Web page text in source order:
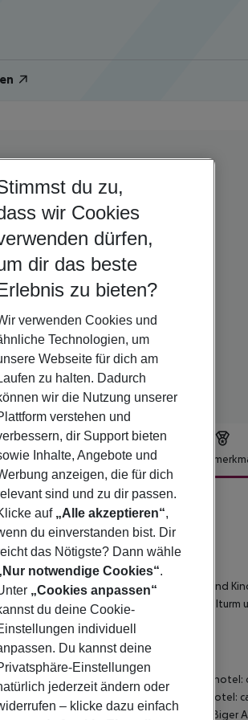
Hotelbeschreibung
- Bercy
4
der Nähe von Restaurants, Geschäften und
km vom Louvre Museum, 10 km vom Eiffelturm
Ort eine Touristensteuer fällig ist. Luxushotel:
ca. 8,45 ¤ pro Person/Nacht 3 Sterne Hotel:
ca. 2,60 ¤ pro Person/Nacht Bei
du zu,
wir Cookies
dürfen,
dir das beste
zu bieten?
verwenden Cookies und
Technologien, um
Webseite für dich am
zu halten. Dadurch
wir die Nutzung unserer
verstehen und
dir Support bieten
Inhalte, Angebote und
anzeigen, die für dich
sind und zu dir passen.
auf „Alle akzeptieren“,
du einverstanden bist. Dir
das Nötigste? Dann wähle
notwendige Cookies“.
„Cookies anpassen“
du deine Cookie-
individuell
Du kannst deine
Einstellungen
jederzeit ändern oder
– klicke dazu einfach